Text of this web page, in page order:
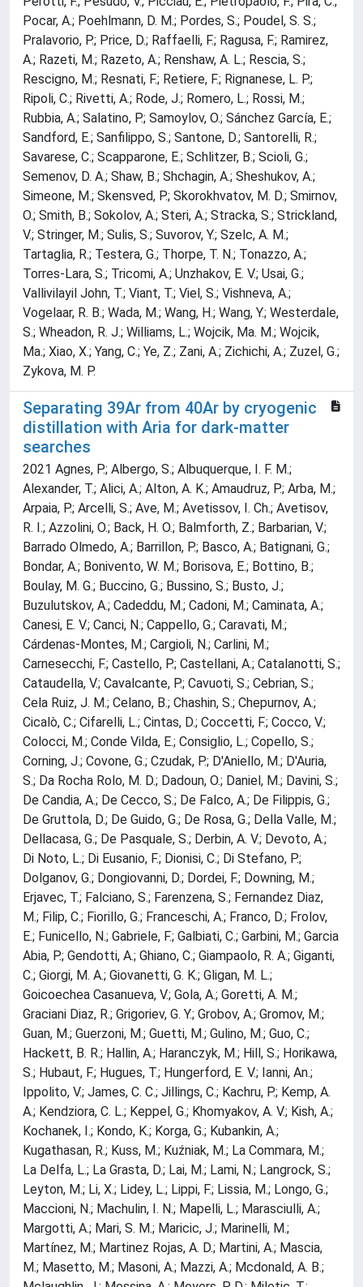
Pocar, A.; Poehlmann, D. M.; Pordes, S.; Poudel, S. S.;
Pralavorio, P.; Price, D.; Raffaelli, F.; Ragusa, F.; Ramirez,
A.; Razeti, M.; Razeto, A.; Renshaw, A. L.; Rescia, S.;
Rescigno, M.; Resnati, F.; Retiere, F.; Rignanese, L. P.;
Ripoli, C.; Rivetti, A.; Rode, J.; Romero, L.; Rossi, M.;
Rubbia, A.; Salatino, P.; Samoylov, O.; Sánchez García, E.;
Sandford, E.; Sanfilippo, S.; Santone, D.; Santorelli, R.;
Savarese, C.; Scapparone, E.; Schlitzer, B.; Scioli, G.;
Semenov, D. A.; Shaw, B.; Shchagin, A.; Sheshukov, A.;
Simeone, M.; Skensved, P.; Skorokhvatov, M. D.; Smirnov,
O.; Smith, B.; Sokolov, A.; Steri, A.; Stracka, S.; Strickland,
V.; Stringer, M.; Sulis, S.; Suvorov, Y.; Szelc, A. M.;
Tartaglia, R.; Testera, G.; Thorpe, T. N.; Tonazzo, A.;
Torres-Lara, S.; Tricomi, A.; Unzhakov, E. V.; Usai, G.;
Vallivilayil John, T.; Viant, T.; Viel, S.; Vishneva, A.;
Vogelaar, R. B.; Wada, M.; Wang, H.; Wang, Y.; Westerdale,
S.; Wheadon, R. J.; Williams, L.; Wojcik, Ma. M.; Wojcik,
Ma.; Xiao, X.; Yang, C.; Ye, Z.; Zani, A.; Zichichi, A.; Zuzel, G.;
Zykova, M. P.
Separating 39Ar from 40Ar by cryogenic
distillation with Aria for dark-matter
searches
2021 Agnes, P.; Albergo, S.; Albuquerque, I. F. M.;
Alexander, T.; Alici, A.; Alton, A. K.; Amaudruz, P.; Arba, M.;
Arpaia, P.; Arcelli, S.; Ave, M.; Avetissov, I. Ch.; Avetisov,
R. I.; Azzolini, O.; Back, H. O.; Balmforth, Z.; Barbarian, V.;
Barrado Olmedo, A.; Barrillon, P.; Basco, A.; Batignani, G.;
Bondar, A.; Bonivento, W. M.; Borisova, E.; Bottino, B.;
Boulay, M. G.; Buccino, G.; Bussino, S.; Busto, J.;
Buzulutskov, A.; Cadeddu, M.; Cadoni, M.; Caminata, A.;
Canesi, E. V.; Canci, N.; Cappello, G.; Caravati, M.;
Cárdenas-Montes, M.; Cargioli, N.; Carlini, M.;
Carnesecchi, F.; Castello, P.; Castellani, A.; Catalanotti, S.;
Cataudella, V.; Cavalcante, P.; Cavuoti, S.; Cebrian, S.;
Cela Ruiz, J. M.; Celano, B.; Chashin, S.; Chepurnov, A.;
Cicalò, C.; Cifarelli, L.; Cintas, D.; Coccetti, F.; Cocco, V.;
Colocci, M.; Conde Vilda, E.; Consiglio, L.; Copello, S.;
Corning, J.; Covone, G.; Czudak, P.; D'Aniello, M.; D'Auria,
S.; Da Rocha Rolo, M. D.; Dadoun, O.; Daniel, M.; Davini, S.;
De Candia, A.; De Cecco, S.; De Falco, A.; De Filippis, G.;
De Gruttola, D.; De Guido, G.; De Rosa, G.; Della Valle, M.;
Dellacasa, G.; De Pasquale, S.; Derbin, A. V.; Devoto, A.;
Di Noto, L.; Di Eusanio, F.; Dionisi, C.; Di Stefano, P.;
Dolganov, G.; Dongiovanni, D.; Dordei, F.; Downing, M.;
Erjavec, T.; Falciano, S.; Farenzena, S.; Fernandez Diaz,
M.; Filip, C.; Fiorillo, G.; Franceschi, A.; Franco, D.; Frolov,
E.; Funicello, N.; Gabriele, F.; Galbiati, C.; Garbini, M.; Garcia
Abia, P.; Gendotti, A.; Ghiano, C.; Giampaolo, R. A.; Giganti,
C.; Giorgi, M. A.; Giovanetti, G. K.; Gligan, M. L.;
Goicoechea Casanueva, V.; Gola, A.; Goretti, A. M.;
Graciani Diaz, R.; Grigoriev, G. Y.; Grobov, A.; Gromov, M.;
Guan, M.; Guerzoni, M.; Guetti, M.; Gulino, M.; Guo, C.;
Hackett, B. R.; Hallin, A.; Haranczyk, M.; Hill, S.; Horikawa,
S.; Hubaut, F.; Hugues, T.; Hungerford, E. V.; Ianni, An.;
Ippolito, V.; James, C. C.; Jillings, C.; Kachru, P.; Kemp, A.
A.; Kendziora, C. L.; Keppel, G.; Khomyakov, A. V.; Kish, A.;
Kochanek, I.; Kondo, K.; Korga, G.; Kubankin, A.;
Kugathasan, R.; Kuss, M.; Kuźniak, M.; La Commara, M.;
La Delfa, L.; La Grasta, D.; Lai, M.; Lami, N.; Langrock, S.;
Leyton, M.; Li, X.; Lidey, L.; Lippi, F.; Lissia, M.; Longo, G.;
Maccioni, N.; Machulin, I. N.; Mapelli, L.; Marasciulli, A.;
Margotti, A.; Mari, S. M.; Maricic, J.; Marinelli, M.;
Martínez, M.; Martinez Rojas, A. D.; Martini, A.; Mascia,
M.; Masetto, M.; Masoni, A.; Mazzi, A.; Mcdonald, A. B.;